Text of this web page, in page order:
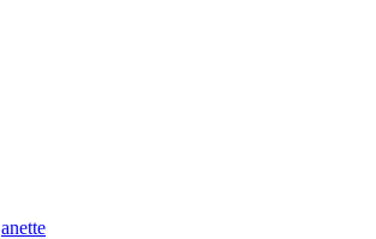
13.
anetteanette